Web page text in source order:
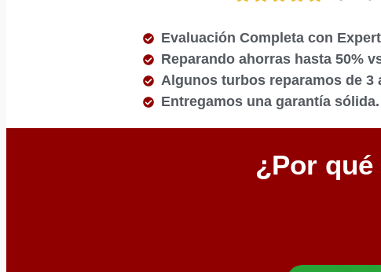
Evaluación Completa con
Reparando ahorras hasta 50%
Algunos turbos reparamos de 3
Entregamos una garantía sólida.
¿Por